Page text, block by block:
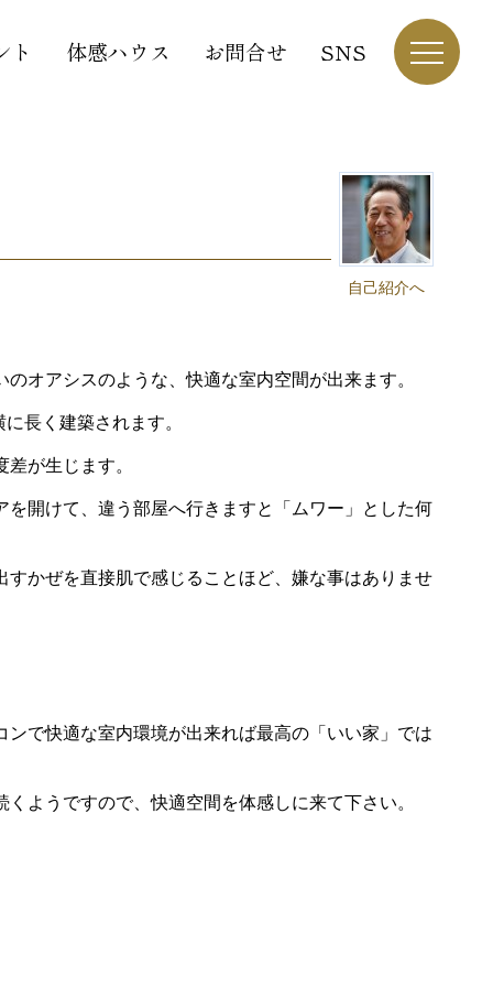
ト 体感ハウス お問合せ SNS
自己紹介へ
オアシスのような、快適な室内空間が出来ます。
長く建築されます。
が生じます。
開けて、違う部屋へ行きますと「ムワー」とした何
かぜを直接肌で感じることほど、嫌な事はありませ
で快適な室内環境が出来れば最高の「いい家」では
ようですので、快適空間を体感しに来て下さい。